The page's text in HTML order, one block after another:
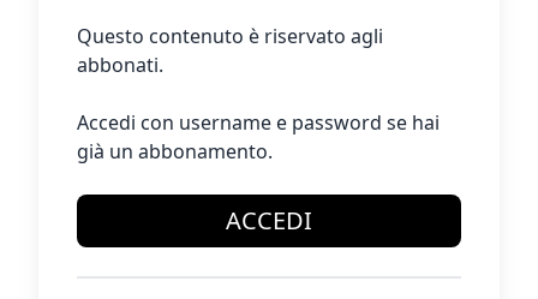
Questo contenuto è riservato agli
abbonati.
Accedi con username e password se hai
già un abbonamento.
ACCEDI